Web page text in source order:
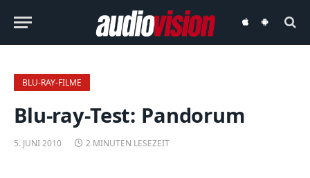
audiovisionaudiovision
BLU-RAY-FILME
Blu-ray-Test: Pandorum
5. JUNI 2010 2 MINUTEN LESEZEIT